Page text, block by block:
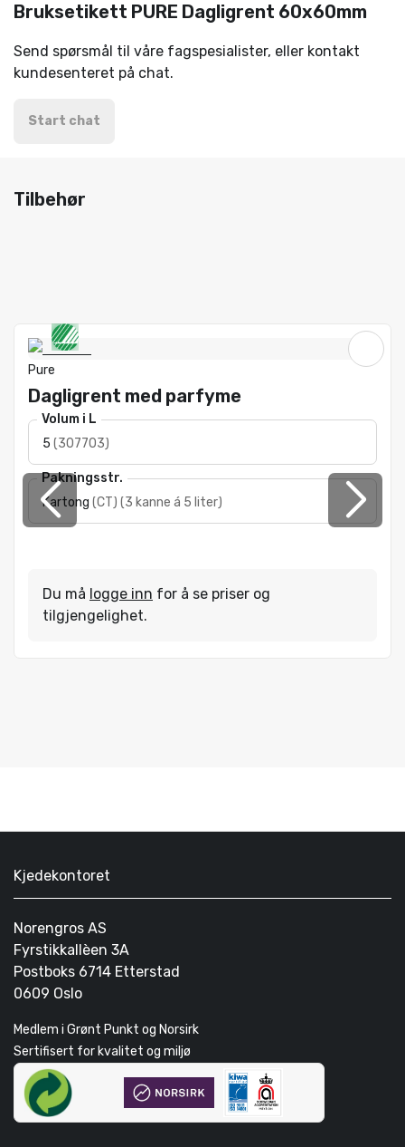
Bruksetikett PURE Dagligrent 60x60mm
Send spørsmål til våre fagspesialister, eller kontakt
kundesenteret på chat.
Start chat
Tilbehør
Pure
Dagligrent med parfyme
Volum i L
5 (307703)
Pakningsstr.
Kartong (CT) (3 kanne á 5 liter)
Du må logge inn for å se priser og
tilgjengelighet.
Kjedekontoret
Norengros AS
Fyrstikkallèen 3A
Postboks 6714 Etterstad
0609 Oslo
Medlem i Grønt Punkt og Norsirk
Sertifisert for kvalitet og miljø